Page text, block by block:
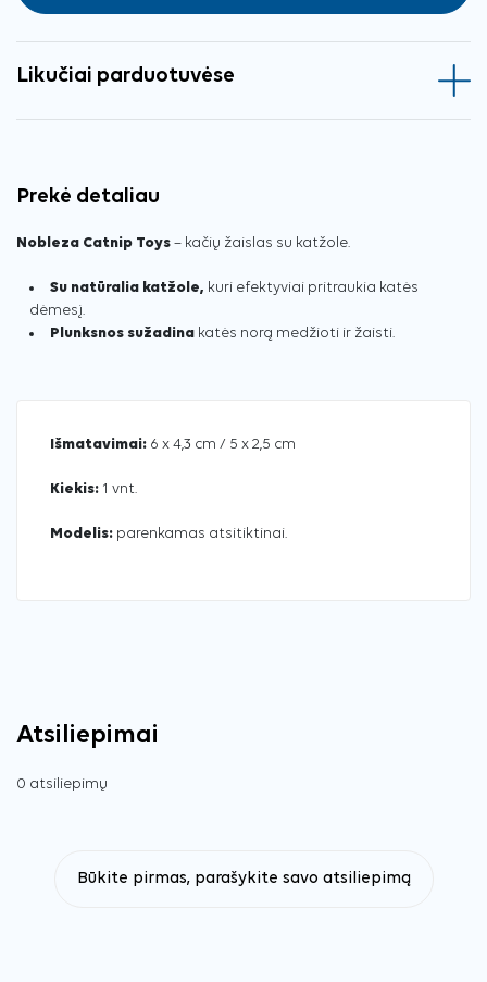
Likučiai parduotuvėse
Prekė detaliau
Nobleza Catnip Toys – kačių žaislas su katžole.
Su natūralia katžole, kuri efektyviai pritraukia katės
dėmesį.
Plunksnos sužadina katės norą medžioti ir žaisti.
Išmatavimai: 6 x 4,3 cm / 5 x 2,5 cm
Kiekis: 1 vnt.
Modelis: parenkamas atsitiktinai.
Atsiliepimai
0 atsiliepimų
Būkite pirmas, parašykite savo atsiliepimą